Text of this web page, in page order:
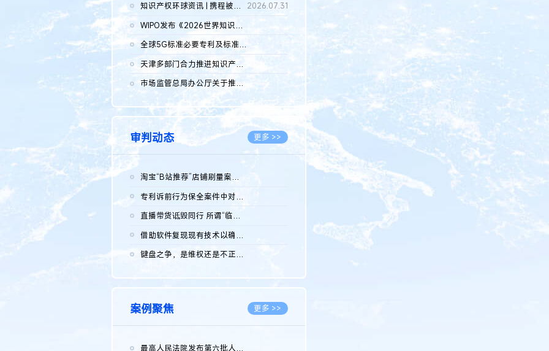
知识产权环球资讯 | 携程被市监总局罚51.79亿；瑞幸泰国商标案上...
2026.07.31
WIPO发布《2026世界知识产权报告》 含报告全文
全球5G标准必要专利及标准提案研究报告（2026年）全文发布
天津多部门合力推进知识产权保护工作
2026.08.05
市场监管总局办公厅关于推广第一批全国商业秘密保护创新试点典型...
2026.08.05
审判动态 更多 >>
淘宝“B站推荐”店铺刷量案维持原判，两被告连带赔偿150万元
专利诉前行为保全案件中对仿制药申请人曾作出三类声明的考量及违...
直播带货诋毁同行 所谓“临场发挥”不免责
借助软件复现现有技术以确认相关参数特征是否被公开
键盘之争，是维权还是不正当竞争？
案例聚焦 更多 >>
最高人民法院发布第六批人民法院种业知识产权司法保护典型案例 含...